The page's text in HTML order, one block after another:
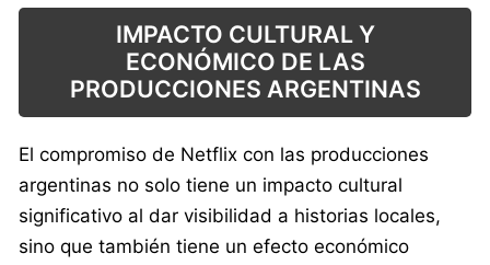
IMPACTO CULTURAL Y
ECONÓMICO DE LAS
PRODUCCIONES ARGENTINAS
El compromiso de Netflix con las producciones
argentinas no solo tiene un impacto cultural
significativo al dar visibilidad a historias locales,
sino que también tiene un efecto económico